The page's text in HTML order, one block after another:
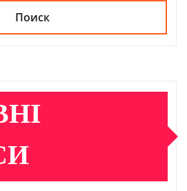
Поиск